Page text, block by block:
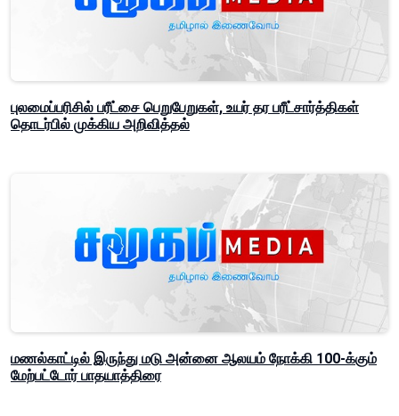
புலமைப்பரிசில் பரீட்சை பெறுபேறுகள், உயர் தர பரீட்சார்த்திகள்
தொடர்பில் முக்கிய அறிவித்தல்
மணல்காட்டில் இருந்து மடு அன்னை ஆலயம் நோக்கி 100-க்கும்
மேற்பட்டோர் பாதயாத்திரை